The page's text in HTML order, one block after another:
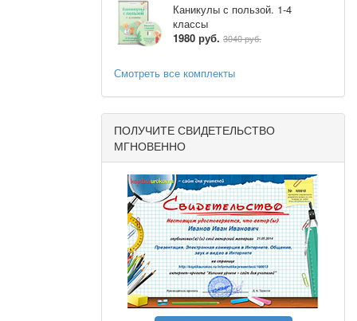
Каникулы с пользой. 1-4
классы
1980 руб. 3040 руб.
Смотреть все комплекты
ПОЛУЧИТЕ СВИДЕТЕЛЬСТВО
МГНОВЕННО